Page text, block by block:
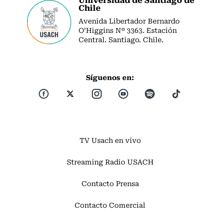
Chile
Avenida Libertador Bernardo
O’Higgins Nº 3363. Estación
Central. Santiago. Chile.
Síguenos en:
TV Usach en vivo
Streaming Radio USACH
Contacto Prensa
Contacto Comercial